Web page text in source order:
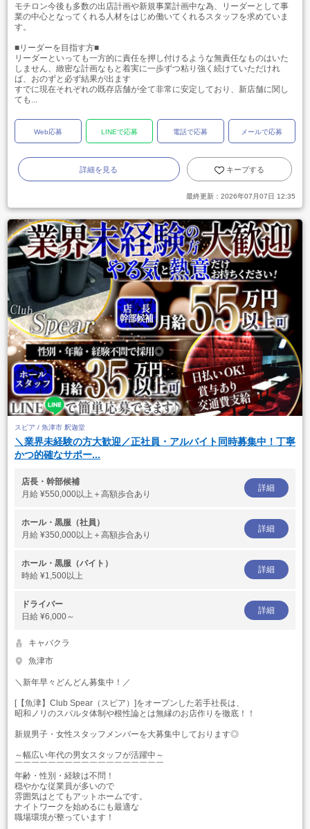
モチロン今後も多数の出店計画や新規事業計画中な為、リーダーとして事
業の中心となってくれる人材をはじめ働いてくれるスタッフを求めていま
す。
■リーダーを目指す方■
リーダーといっても一方的に責任を押し付けるような無責任なものはいた
しません、緻密な計画なもと着実に一歩ずつ粘り強く続けていただけれ
ば、おのずと必ず結果が出ます
すでに現在それぞれの既存店舗が全て非常に安定しており、新店舗に関し
ても...
Web応募 LINEで応募 電話で応募 メールで応募
詳細を見る キープする
最終更新： 2026年07月07日 12:35
スピア / 魚津市 釈迦堂
＼業界未経験の方大歓迎／正社員・アルバイト同時募集中！丁寧
かつ的確なサポー...
店長・幹部候補
月給 ¥550,000以上＋高額歩合あり
詳細
ホール・黒服（社員）
月給 ¥350,000以上＋高額歩合あり
詳細
ホール・黒服（バイト）
時給 ¥1,500以上
詳細
ドライバー
日給 ¥6,000～
詳細
キャバクラ
魚津市
＼新年早々どんどん募集中！／
[【魚津】Club Spear（スピア）]をオープンした若手社長は、
昭和ノリのスパルタ体制や根性論とは無縁のお店作りを徹底！！
新規男子・女性スタッフメンバーを大募集中しております◎
～幅広い年代の男女スタッフが活躍中～
￣￣￣￣￣￣￣￣￣￣￣￣￣￣￣￣￣￣
年齢・性別・経験は不問！
穏やかな従業員が多いので
雰囲気はとてもアットホームです。
ナイトワークを始めるにも最適な
職場環境が整っています！